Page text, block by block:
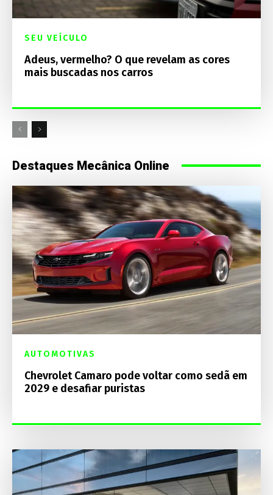
SEU VEÍCULO
Adeus, vermelho? O que revelam as cores
mais buscadas nos carros
Destaques Mecânica Online
AUTOMOTIVAS
Chevrolet Camaro pode voltar como sedã em
2029 e desafiar puristas